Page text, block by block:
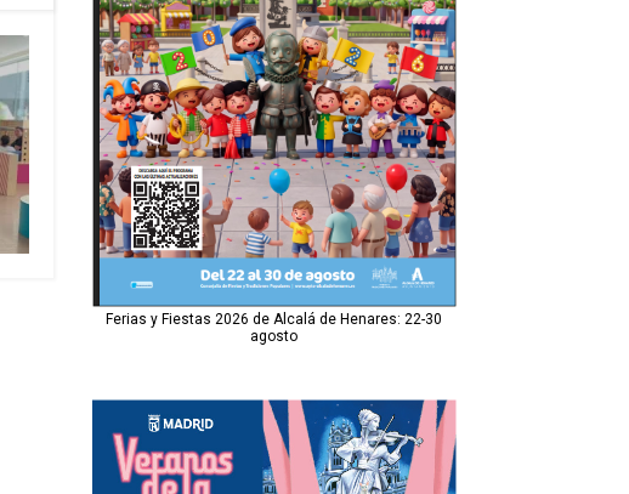
Ferias y Fiestas 2026 de Alcalá de Henares: 22-30
agosto